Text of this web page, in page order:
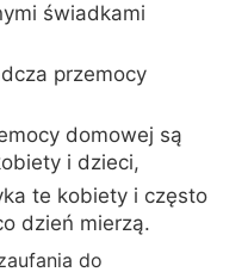
świadkami
przemocy
domowej są
i dzieci,
te kobiety i często
dzień mierzą.
do